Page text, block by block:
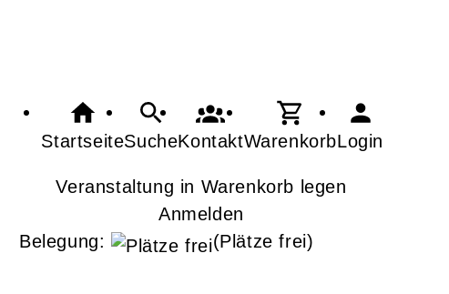
StartseiteSucheKontaktWarenkorbLogin
Veranstaltung in Warenkorb legen
Anmelden
Belegung:
(Plätze frei)